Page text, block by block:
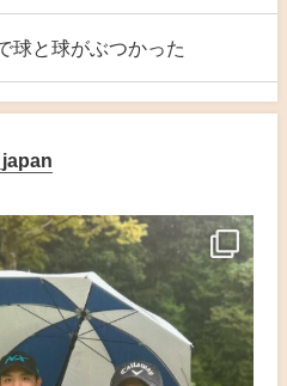
球と球がぶつかった